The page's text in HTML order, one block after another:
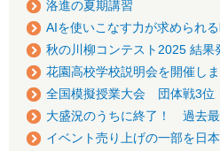
洛進の夏期講習
AIを使いこなす力が求められ
秋の川柳コンテスト2025 結果
花園高校学校説明会を開催しま
全国模擬授業大会 団体戦3位
大盛況のうちに終了！ 過去
イベント売り上げの一部を日